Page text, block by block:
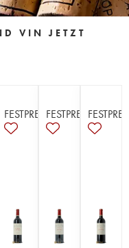
VIN JETZT
FESTPREISEFESTPREISE